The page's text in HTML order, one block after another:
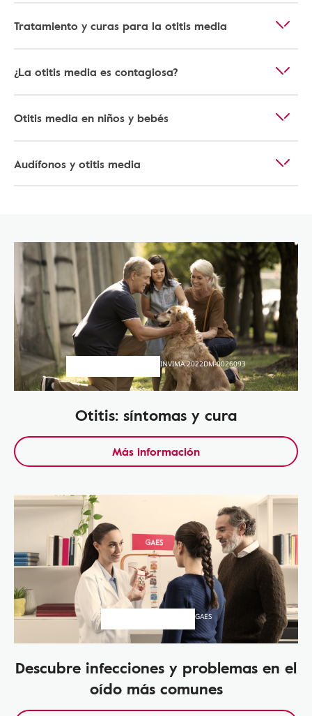
Tratamiento y curas para la otitis media
¿La otitis media es contagiosa?
Otitis media en niños y bebés
Audífonos y otitis media
INVIMA 2022DM-0026093
Otitis: síntomas y cura
Más información
GAES
Descubre infecciones y problemas en el
oído más comunes